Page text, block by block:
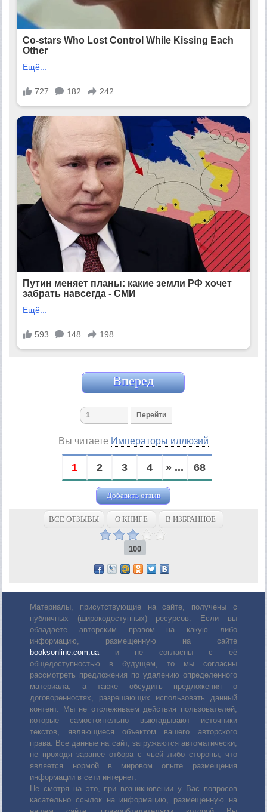
Вперед
Вы читаете Императоры иллюзий
1 2 3 4 » ... 68
Добавить отзыв
ВСЕ ОТЗЫВЫ О КНИГЕ В ИЗБРАННОЕ
100
Материалы, присутствующие на сайте, получены с
публичных (широкодоступных) ресурсов. Если вы
обладаете авторским правом на какую либо
информацию, размещенную на сайте
booksonline.com.ua и не согласны с её
общедоступностью в будущем, то мы согласны
рассмотреть предложения по удалению определенного
материала, а также обсудить предложения о
договоренностях, разрешающих использовать данный
контент. Мы не отслеживаем действия пользователей,
которые самостоятельно выкладывают источники
текстов, являющиеся объектом вашего авторского
права. Все данные на сайт, загружаются автоматически,
не проходя заранее отбора с чьей либо стороны, что
является нормой в мировом опыте размещения
информации в сети интернет.
Не смотря на это, при возникновении у Вас вопросов
касательно ссылок на информацию, размещенную на